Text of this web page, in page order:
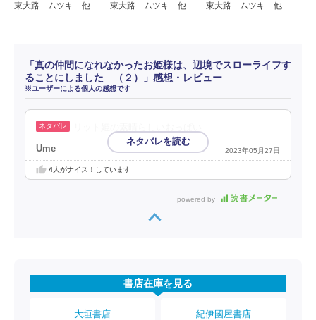
東大路 ムツキ 他
東大路 ムツキ 他
東大路 ムツキ 他
「真の仲間になれなかったお姫様は、辺境でスローライフす
ることにしました （２）」感想・レビュー
※ユーザーによる個人の感想です
Ume 2023年05月27日
4人がナイス！しています
powered by
書店在庫を見る
大垣書店 紀伊國屋書店